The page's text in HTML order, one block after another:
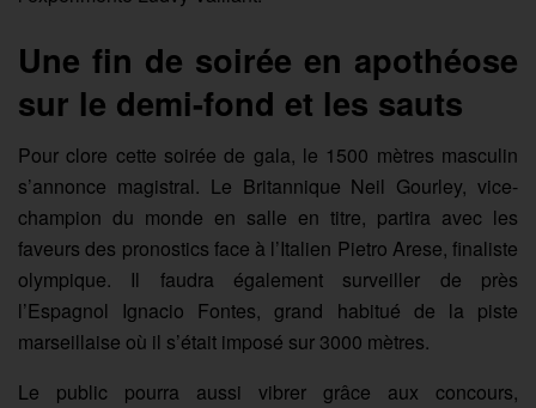
Une fin de soirée en apothéose
sur le demi-fond et les sauts
Pour clore cette soirée de gala, le 1500 mètres masculin
s’annonce magistral. Le Britannique Neil Gourley, vice-
champion du monde en salle en titre, partira avec les
faveurs des pronostics face à l’Italien Pietro Arese, finaliste
olympique. Il faudra également surveiller de près
l’Espagnol Ignacio Fontes, grand habitué de la piste
marseillaise où il s’était imposé sur 3000 mètres.
Le public pourra aussi vibrer grâce aux concours,